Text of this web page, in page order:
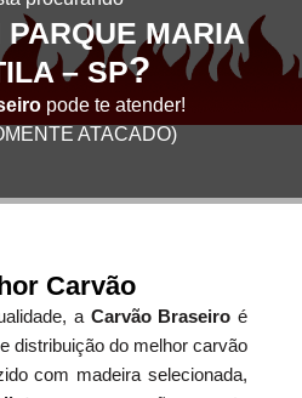
MARIA
– SP?
pode te atender!
ATACADO)
Carvão
a Carvão Braseiro é
distribuição do melhor carvão
com madeira selecionada,